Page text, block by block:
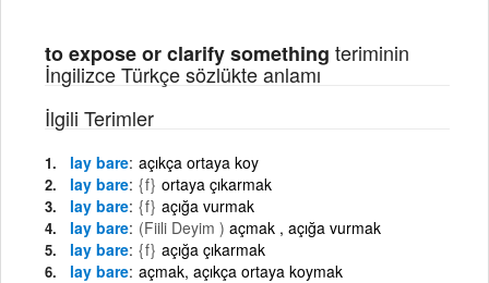
to expose or clarify something teriminin
İngilizce Türkçe sözlükte anlamı
İlgili Terimler
lay bare açıkça ortaya koy
lay bare {f} ortaya çıkarmak
lay bare {f} açığa vurmak
lay bare (Fiili Deyim ) açmak , açığa vurmak
lay bare {f} açığa çıkarmak
lay bare açmak, açıkça ortaya koymak